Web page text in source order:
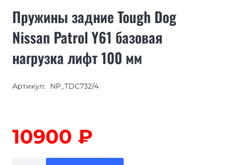
Пружины задние Tough Dog
Nissan Patrol Y61 базовая
нагрузка лифт 100 мм
Артикул: NP_TDC732/4
10900 ₽